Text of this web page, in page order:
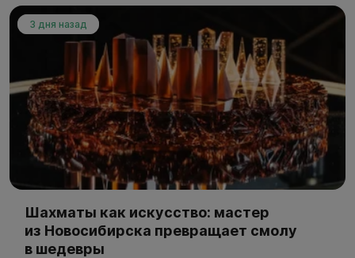
3 дня назад
Шахматы как искусство: мастер
из Новосибирска превращает смолу
в шедевры